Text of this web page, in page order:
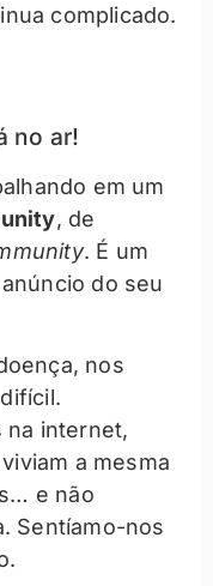
complicado.
no ar!
em um
, de
. É um
do seu
nos
na internet,
a mesma
e não
Sentíamo-nos